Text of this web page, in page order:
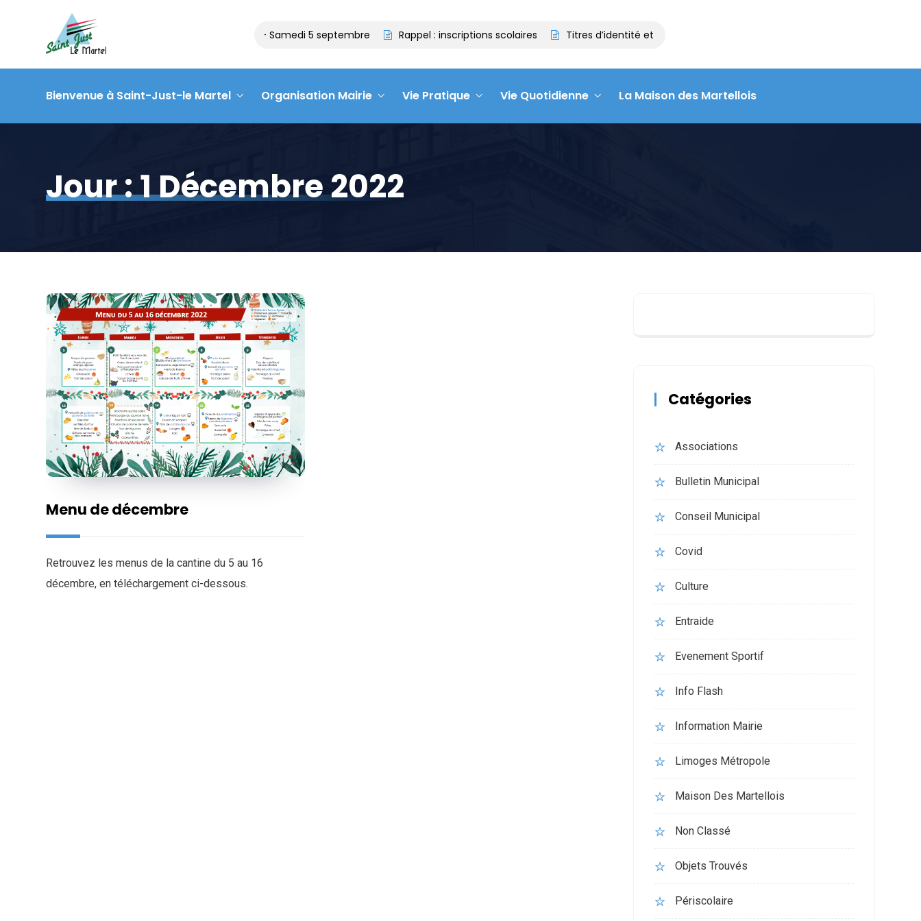
Matinée des associations – Samedi 5 septembre Rappel : inscriptions scolaires Titres d’identité et de voyage à la Maison des Martellois : contactez le 05 55
Bienvenue à Saint-Just-le Martel Organisation Mairie Vie Pratique Vie Quotidienne La Maison des Martellois
Jour :1 Décembre 2022
Menu de décembre
Retrouvez les menus de la cantine du 5 au 16
décembre, en téléchargement ci-dessous.
Catégories
Associations
Bulletin Municipal
Conseil Municipal
Covid
Culture
Entraide
Evenement Sportif
Info Flash
Information Mairie
Limoges Métropole
Maison Des Martellois
Non Classé
Objets Trouvés
Périscolaire